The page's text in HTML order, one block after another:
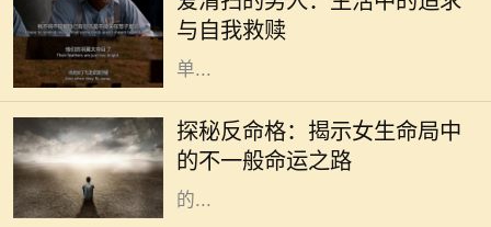
与自我救赎
一种特别的现象引起了我们的注意：
那些热爱清扫的男人。他们并不是简
单...
探秘反命格：揭示女生命局中
的不一般命运之路
在命理学中，命格通常是指一个人根
据其出生时间、地点所形成的命局。
然而，什么是反命格呢？简单来说，
反命格是指与传统命局形成鲜明对照
的...
在瞬息万变的时代，掌握运势的变迁